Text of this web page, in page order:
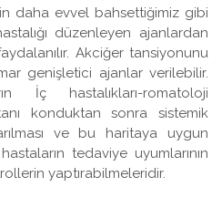
daha evvel bahsettiğimiz gibi
düzenleyen ajanlardan
Akciğer tansiyonunu
genişletici ajanlar verilebilir.
İç hastalıkları-romatoloji
konduktan sonra sistemik
ve bu haritaya uygun
tedaviye uyumlarının
yaptırabilmeleridir.